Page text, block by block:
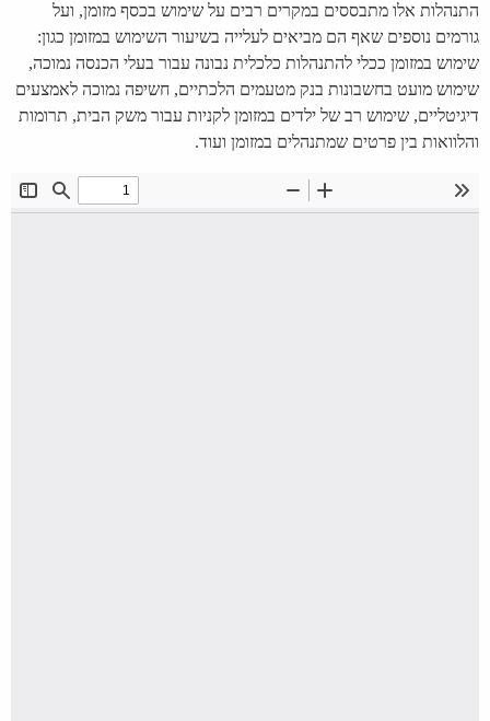
התנהלות אלו מתבססים במקרים רבים על שימוש בכסף מזומן, ועל
גורמים נוספים שאף הם מביאים לעלייה בשיעור השימוש במזומן כגון:
שימוש במזומן ככלי להתנהלות כלכלית נבונה עבור בעלי הכנסה נמוכה,
שימוש מועט בחשבונות בנק מטעמים הלכתיים, חשיפה נמוכה לאמצעים
דיגיטליים, שימוש רב של ילדים במזומן לקניות עבור משק הבית, תרומות
והלוואות בין פרטים שמתנהלים במזומן ועוד.